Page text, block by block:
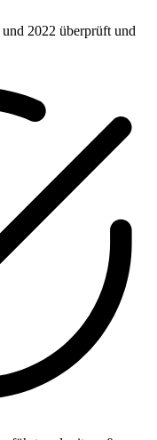
2022 überprüft und